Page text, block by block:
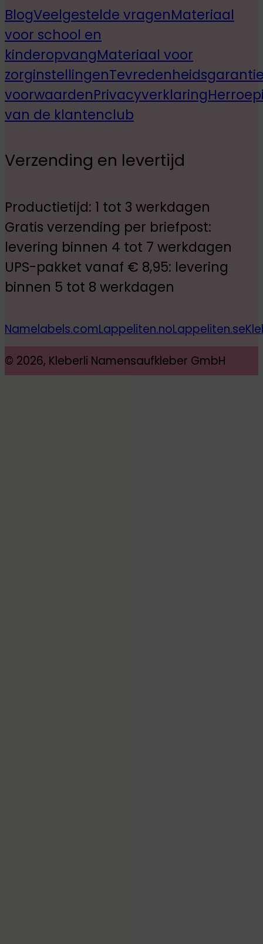
BlogVeelgestelde vragenMateriaal
voor school en
kinderopvangMateriaal voor
zorginstellingen
voorwaardenPrivacyverklaring
van de klantenclub
Verzending en levertijd
Productietijd: 1 tot 3 werkdagen
Gratis verzending per briefpost:
levering binnen 4 tot 7 werkdagen
UPS-pakket vanaf € 8,95: levering
binnen 5 tot 8 werkdagen
Namelabels.comLappeliten.noLappeliten.se
© 2026, Kleberli Namensaufkleber GmbH